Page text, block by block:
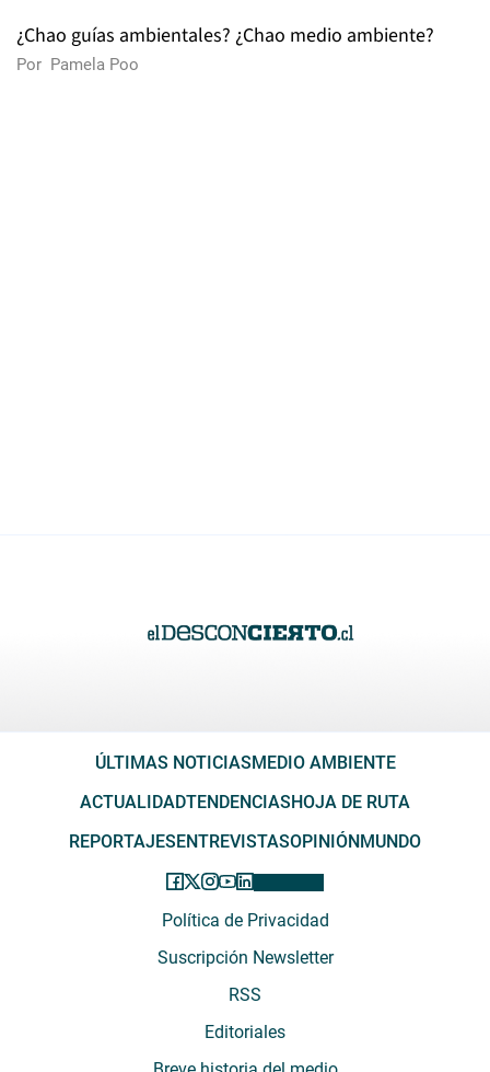
¿Chao guías ambientales? ¿Chao medio ambiente?
Por Pamela Poo
ÚLTIMAS NOTICIASMEDIO AMBIENTE
ACTUALIDADTENDENCIASHOJA DE RUTA
REPORTAJESENTREVISTASOPINIÓNMUNDO
Política de Privacidad
Suscripción Newsletter
RSS
Editoriales